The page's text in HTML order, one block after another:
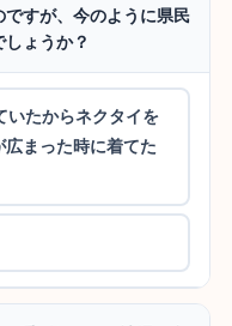
すが、今のように県民
ょうか？
いたからネクタイを
まった時に着てた